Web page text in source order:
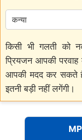
किसी भी गलती को
प्रियजन आपकी
आपकी मदद कर सकते
इतनी बड़ी नहीं लगेंगी।